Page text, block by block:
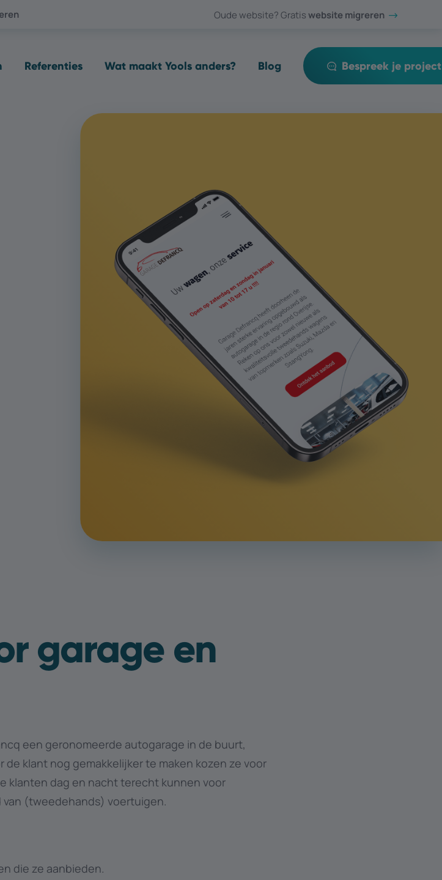
Oude website? Gratiswebsite migreren
Referenties Wat maakt Yools anders? Blog Bespreek je project
garage en
een geronomeerde autogarage in de buurt,
klant nog gemakkelijker te maken kozen ze voor
klanten dag en nacht terecht kunnen voor
(tweedehands) voertuigen.
die ze aanbieden.